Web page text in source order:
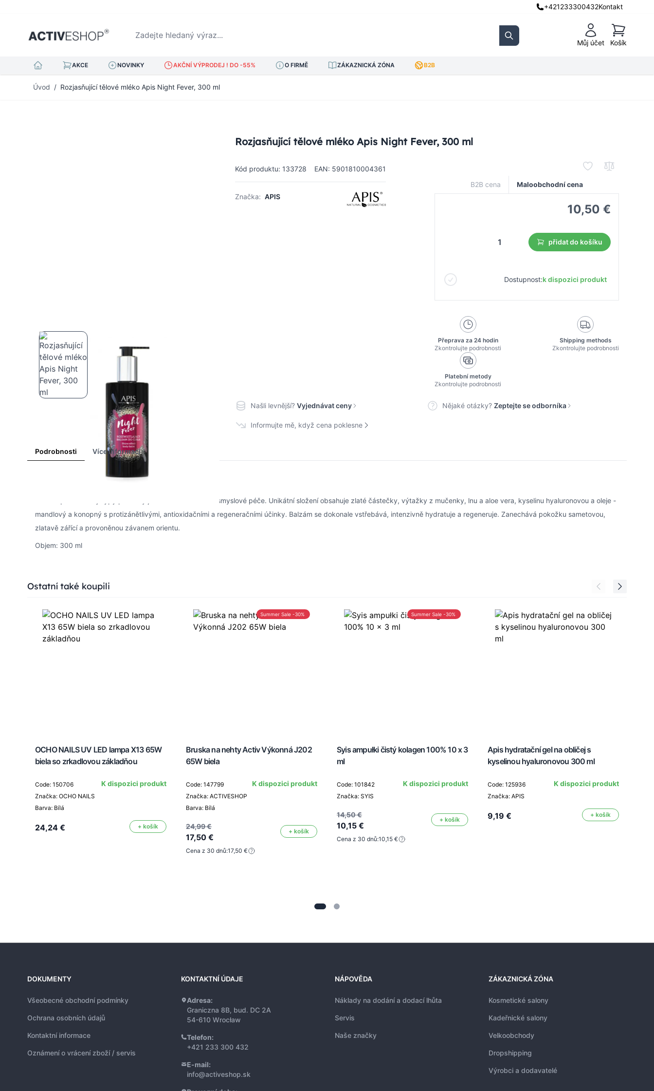
+421233300432Kontakt
Zadejte hledaný výraz...
Search Můj účet
Košík
Košík
AKCE NOVINKY AKČNÍ VÝPRODEJ ! DO -55% O FIRMĚ ZÁKAZNICKÁ ZÓNA B2B
Úvod / Rozjasňující tělové mléko Apis Night Fever, 300 ml
Rozjasňující tělové mléko Apis Night Fever, 300 ml
Kód produktu: 133728 EAN: 5901810004361
Značka: APIS
B2B cena Maloobchodní cena
10,50 €
přidat do košíku
Dostupnost:k dispozici produkt
Přeprava za 24 hodin
Zkontrolujte podrobnosti
Shipping methods
Zkontrolujte podrobnosti
Platební metody
Zkontrolujte podrobnosti
Našli levnější? Vyjednávat ceny Nějaké otázky? Zeptejte se odborníka
Informujte mě, když cena poklesne
Podrobnosti Více informací
Balzám pro všechny typy pokožky je kombinací tělové a smyslové péče. Unikátní složení obsahuje zlaté částečky, výtažky z mučenky, lnu a aloe vera, kyselinu hyaluronovou a oleje -
mandlový a konopný s protizánětlivými, antioxidačními a regeneračními účinky. Balzám se dokonale vstřebává, intenzivně hydratuje a regeneruje. Zanechává pokožku sametovou,
zlatavě zářící a provoněnou závanem orientu.
Objem: 300 ml
Press to skip carousel
Ostatní také koupili
OCHO NAILS UV LED lampa X13 65W
biela so zrkadlovou základňou
Code: 150706
Značka: OCHO NAILS
Barva: Bílá
K dispozici produkt
24,24 € + košík
Summer Sale -30%
Bruska na nehty Activ Výkonná J202
65W biela
Code: 147799
Značka: ACTIVESHOP
Barva: Bílá
K dispozici produkt
24,99 €
17,50 €
+ košík
Cena z 30 dnů:17,50 €
Summer Sale -30%
Syis ampułki čistý kolagen 100% 10 x 3
ml
Code: 101842
Značka: SYIS
K dispozici produkt
14,50 €
10,15 €
+ košík
Cena z 30 dnů:10,15 €
Apis hydratační gel na obličej s
kyselinou hyaluronovou 300 ml
Code: 125936
Značka: APIS
K dispozici produkt
9,19 € + košík
DOKUMENTY
Všeobecné obchodní podmínky
Ochrana osobních údajů
Kontaktní informace
Oznámení o vrácení zboží / servis
KONTAKTNÍ ÚDAJE
Adresa:
Graniczna 8B, bud. DC 2A
54-610 Wrocław
Telefon:
+421 233 300 432
E-mail:
info@activeshop.sk
NÁPOVĚDA
Náklady na dodání a dodací lhůta
Servis
Naše značky
ZÁKAZNICKÁ ZÓNA
Kosmetické salony
Kadeřnické salony
Velkoobchody
Dropshipping
Výrobci a dodavatelé